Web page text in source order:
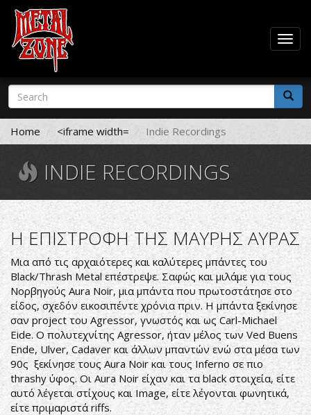
Skip
main
content
Search
form
Search
Home <iframe width= Indie Recordings
INDIE RECORDINGS
Η ΕΠΙΣΤΡΟΦΗ ΤΗΣ ΜΑΥΡΗΣ ΑΥΡΑΣ
Μια από τις αρχαιότερες και καλύτερες μπάντες του
Black/Thrash Metal επέστρεψε. Σαφώς και μιλάμε για τους
Νορβηγούς Aura Noir, μια μπάντα που πρωτοστάτησε στο
είδος, σχεδόν εικοσιπέντε χρόνια πριν. Η μπάντα ξεκίνησε
σαν project του Agressor, γνωστός και ως Carl-Michael
Eide. Ο πολυτεχνίτης Agressor, ήταν μέλος των Ved Buens
Ende, Ulver, Cadaver και άλλων μπαντών ενώ στα μέσα των
90ς ξεκίνησε τους Aura Noir και τους Inferno σε πιο
thrashy ύφος. Οι Aura Noir είχαν και τα black στοιχεία, είτε
αυτό λέγεται στίχους και Image, είτε λέγονται φωνητικά,
είτε πριμαριστά riffs.